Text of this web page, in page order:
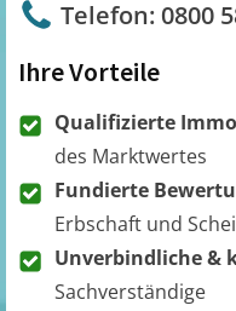
Telefon: 0800
Ihre Vorteile
Qualifizierte
des Marktwertes
Fundierte
Erbschaft und
Unverbindliche &
Sachverständige